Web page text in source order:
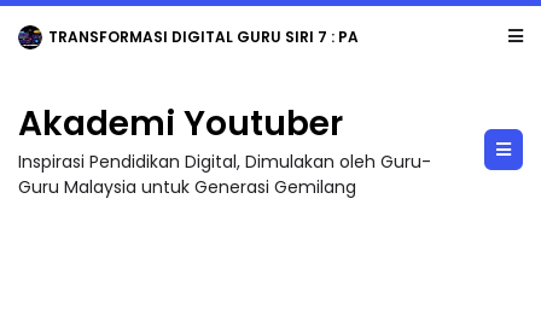
TRANSFORMASI DIGITAL GURU SIRI 7 : PAHLAWAN DIGITAL PENYELAMAT DUNIA
Akademi Youtuber
Inspirasi Pendidikan Digital, Dimulakan oleh Guru-
Guru Malaysia untuk Generasi Gemilang